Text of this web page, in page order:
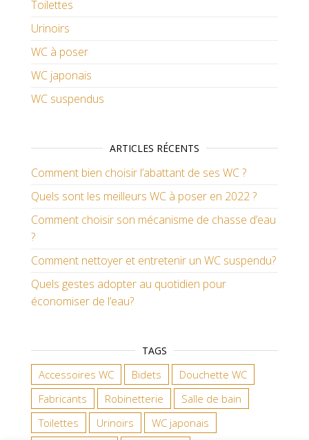
Toilettes
Urinoirs
WC à poser
WC japonais
WC suspendus
ARTICLES RÉCENTS
Comment bien choisir l’abattant de ses WC ?
Quels sont les meilleurs WC à poser en 2022 ?
Comment choisir son mécanisme de chasse d’eau
?
Comment nettoyer et entretenir un WC suspendu?
Quels gestes adopter au quotidien pour
économiser de l’eau?
TAGS
Accessoires WC Bidets
Douchette WC
Fabricants
Robinetterie
Salle de bain
Toilettes
Urinoirs WC japonais